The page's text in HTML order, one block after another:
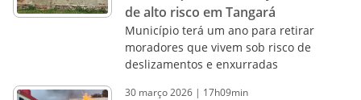
de alto risco em Tangará
Município terá um ano para retirar
moradores que vivem sob risco de
deslizamentos e enxurradas
30 março2026 | 17h09min